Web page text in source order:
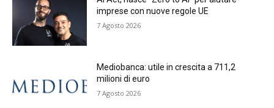
imprese con nuove regole UE
7 Agosto 2026
Mediobanca: utile in crescita a 711,2
milioni di euro
7 Agosto 2026